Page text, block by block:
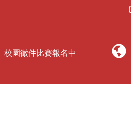
校園徵件比賽報名中